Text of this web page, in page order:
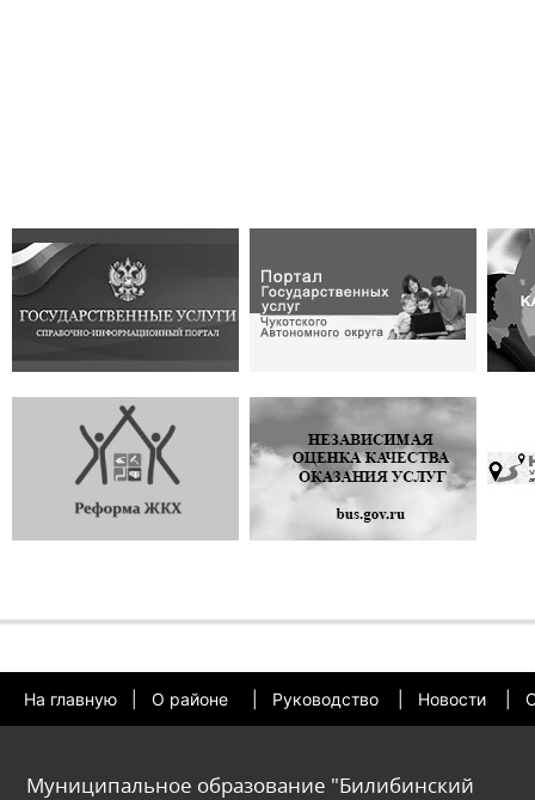
На главную О районе Руководство Новости
Муниципальное образование "Билибинский